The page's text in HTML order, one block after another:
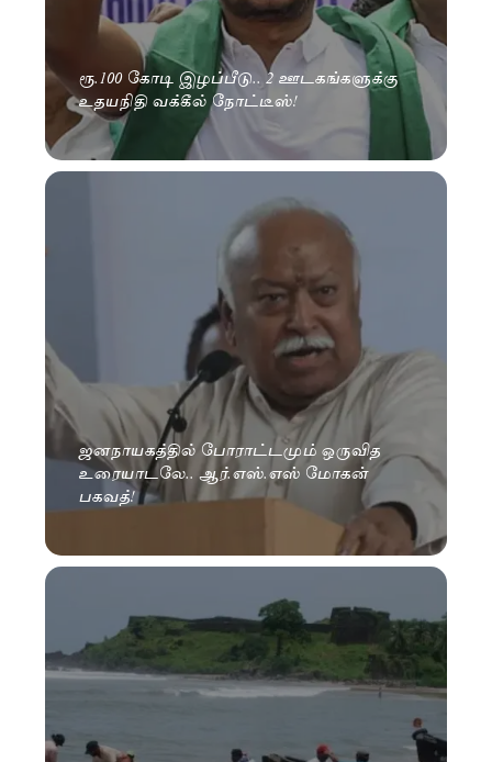
ரூ.100 கோடி இழப்பீடு.. 2 ஊடகங்களுக்கு
உதயநிதி வக்கீல் நோட்டீஸ்!
ஜனநாயகத்தில் போராட்டமும் ஒருவித
உரையாடலே.. ஆர்.எஸ்.எஸ் மோகன்
பகவத்!